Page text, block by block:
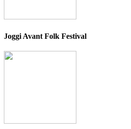
Joggi Avant Folk Festival